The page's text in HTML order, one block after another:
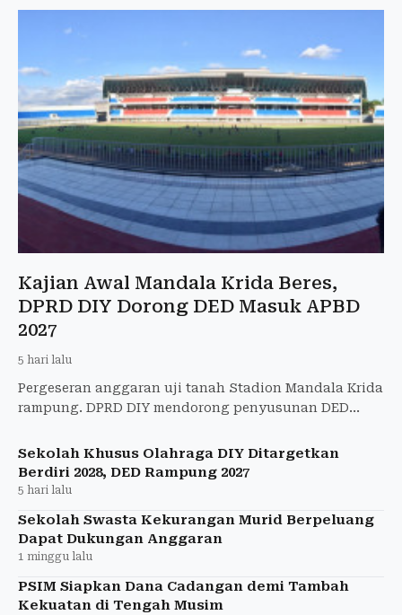
Kajian Awal Mandala Krida Beres,
DPRD DIY Dorong DED Masuk APBD
2027
5 hari lalu
Pergeseran anggaran uji tanah Stadion Mandala Krida
rampung. DPRD DIY mendorong penyusunan DED
stadion.
Sekolah Khusus Olahraga DIY Ditargetkan
Berdiri 2028, DED Rampung 2027
5 hari lalu
Sekolah Swasta Kekurangan Murid Berpeluang
Dapat Dukungan Anggaran
1 minggu lalu
PSIM Siapkan Dana Cadangan demi Tambah
Kekuatan di Tengah Musim